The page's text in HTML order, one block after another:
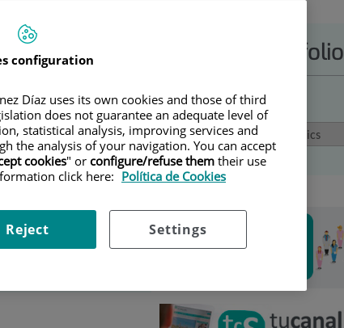
( Solo Citación
Privados ) 91 550
Atención
Services portfolio
Select an option
configuration
Díaz uses its own cookies and those of third
does not guarantee an adequate level of
statistical analysis, improving services and
the analysis of your navigation. You can accept
cookies" or configure/refuse them their use
click here: Política de Cookies
Settings
Reject